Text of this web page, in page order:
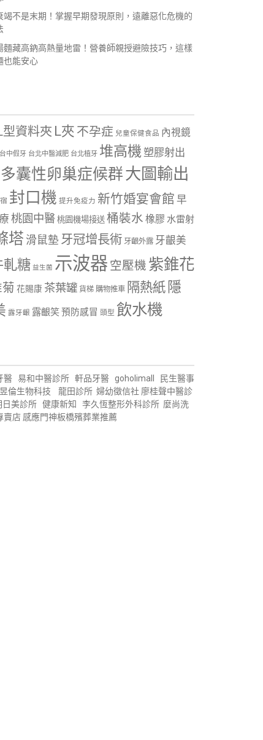
竭不是末期！掌握早期發現原則，遠離惡化危機的
麵藏高鈉高熱量地雷！營養師親授避險技巧，這樣
也能安心
型資料夾 L夾 不孕症 兒童保健食品 內視鏡
台中假牙 台北中醫減肥 台北植牙 堆高機塑膠射出
多囊性卵巢症候群大圖輸出
封口機 提升免疫力 新竹婚宴會館 早
桃園中醫 桃園機場接送 桶裝水 橡膠 水雷射
塔 滑鼠墊 牙冠增長術 牙齦外露 牙齦美
軋糖 益生菌 示波器 空壓機 紫錐花
花賜康 茶葉罐 貨梯 購物推車 隔熱紙 隱
露牙齦 露齦笑預防感冒 頭型 飲水機
醫 易和中醫診所 軒品牙醫 goholimall
民生醫事
昱倫生物科技 龍田診所 婦幼徵信社 廖桂聲中醫診
日美診所 健康新知 李久恆整形外科診所 麼尚洗
賣店 感應門神板橋殯葬業推薦